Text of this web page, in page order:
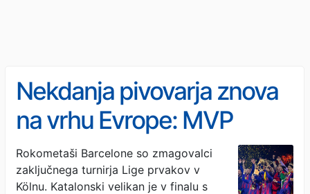
Nekdanja pivovarja znova
na vrhu Evrope: MVP
Makuc in Janc z Barcelono
do novega naslova
Rokometaši Barcelone so zmagovalci
zaključnega turnirja Lige prvakov v
Kölnu. Katalonski velikan je v finalu s